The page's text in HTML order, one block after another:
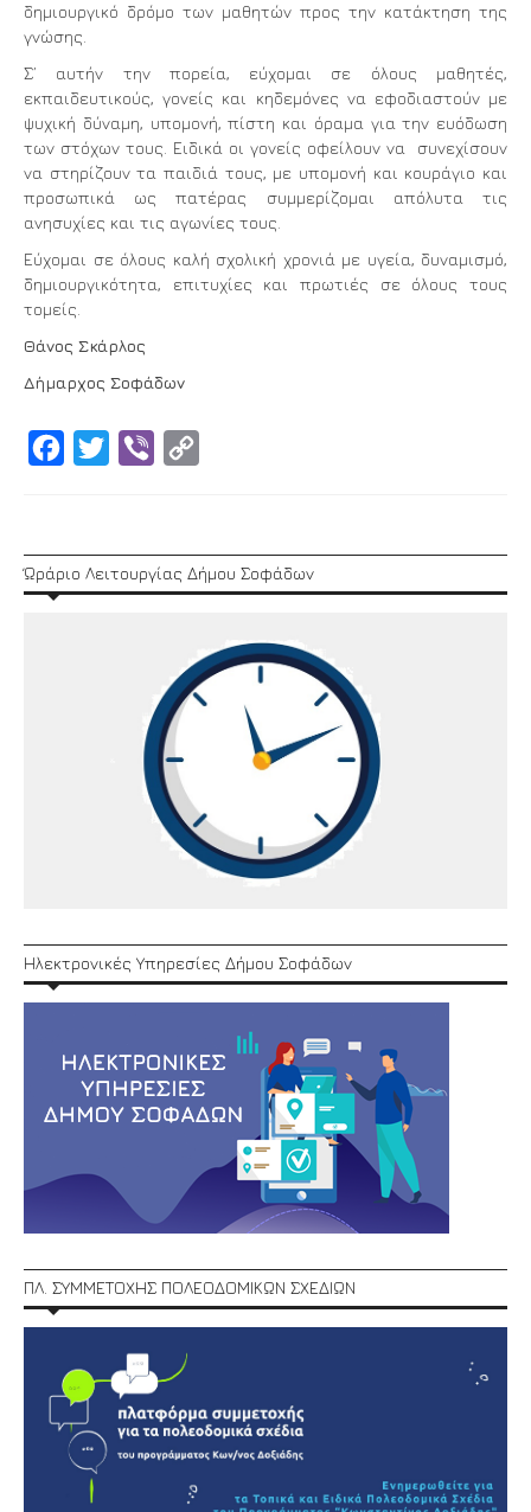
δημιουργικό δρόμο των μαθητών προς την κατάκτηση της
γνώσης.
Σ’ αυτήν την πορεία, εύχομαι σε όλους μαθητές,
εκπαιδευτικούς, γονείς και κηδεμόνες να εφοδιαστούν με
ψυχική δύναμη, υπομονή, πίστη και όραμα για την ευόδωση
των στόχων τους. Ειδικά οι γονείς οφείλουν να συνεχίσουν
να στηρίζουν τα παιδιά τους, με υπομονή και κουράγιο και
προσωπικά ως πατέρας συμμερίζομαι απόλυτα τις
ανησυχίες και τις αγωνίες τους.
Εύχομαι σε όλους καλή σχολική χρονιά με υγεία, δυναμισμό,
δημιουργικότητα, επιτυχίες και πρωτιές σε όλους τους
τομείς.
Θάνος Σκάρλος
Δήμαρχος Σοφάδων
Facebook
Twitter Viber
Ώράριο Λειτουργίας Δήμου Σοφάδων
Ηλεκτρονικές Υπηρεσίες Δήμου Σοφάδων
ΠΛ. ΣΥΜΜΕΤΟΧΗΣ ΠΟΛΕΟΔΟΜΙΚΩΝ ΣΧΕΔΙΩΝ